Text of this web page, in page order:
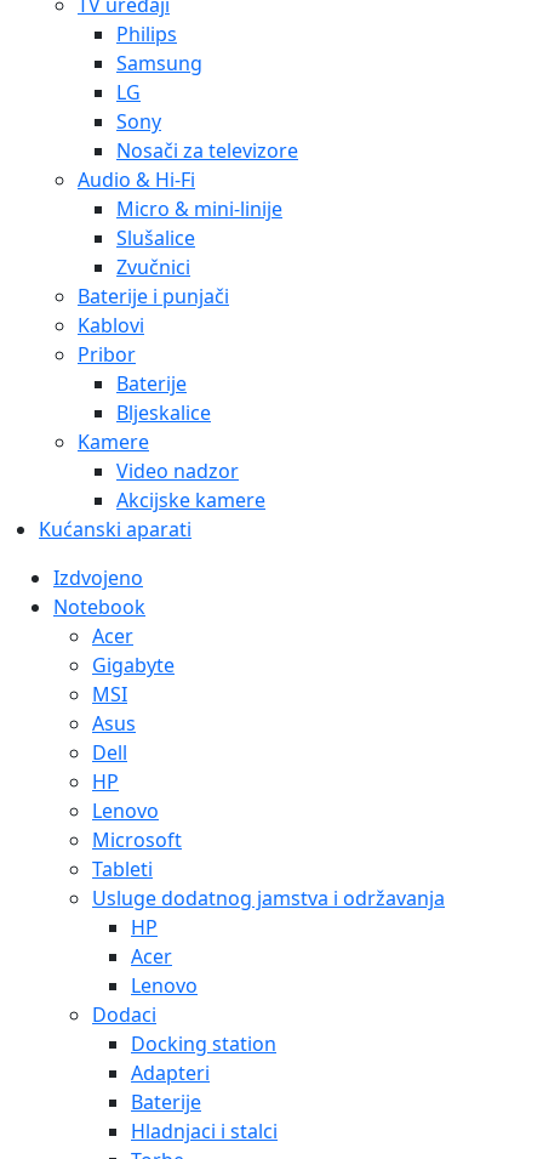
Philips
Samsung
LG
Sony
Nosači za televizore
Audio & Hi-Fi
Micro & mini-linije
Slušalice
Zvučnici
Baterije i punjači
Kablovi
Pribor
Baterije
Bljeskalice
Kamere
Video nadzor
Akcijske kamere
Kućanski aparati
Izdvojeno
Notebook
Acer
Gigabyte
MSI
Asus
Dell
HP
Lenovo
Microsoft
Tableti
Usluge dodatnog jamstva i održavanja
HP
Acer
Lenovo
Dodaci
Docking station
Adapteri
Baterije
Hladnjaci i stalci